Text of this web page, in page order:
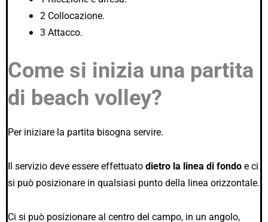
2 Collocazione.
3 Attacco.
Come si inizia una partita
di beach volley?
Per iniziare la partita bisogna servire.
Il servizio deve essere effettuato dietro la linea di fondo e ci
si può posizionare in qualsiasi punto della linea orizzontale.
Ci si può posizionare al centro del campo, in un angolo,